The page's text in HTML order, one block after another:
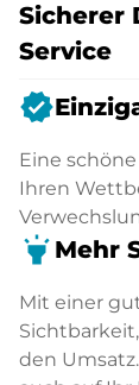
Sicherer
Service
verified
Eine
Ihren
highlight Mehr
Mit einer
den